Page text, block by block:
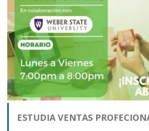
ESTUDIA VENTAS